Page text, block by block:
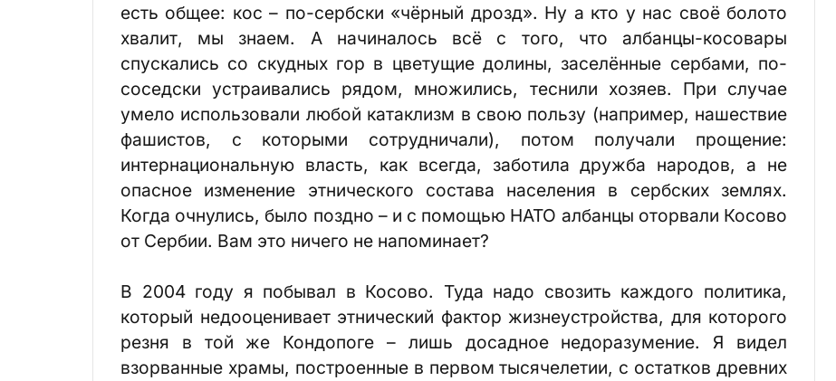
есть общее: кос – по-сербски «чёрный дрозд». Ну а кто у нас своё болото
хвалит, мы знаем. А начиналось всё с того, что албанцы-косовары
спускались со скудных гор в цветущие долины, заселённые сербами, по-
соседски устраивались рядом, множились, теснили хозяев. При случае
умело использовали любой катаклизм в свою пользу (например, нашествие
фашистов, с которыми сотрудничали), потом получали прощение:
интернациональную власть, как всегда, заботила дружба народов, а не
опасное изменение этнического состава населения в сербских землях.
Когда очнулись, было поздно – и с помощью НАТО албанцы оторвали Косово
от Сербии. Вам это ничего не напоминает?
В 2004 году я побывал в Косово. Туда надо свозить каждого политика,
который недооценивает этнический фактор жизнеустройства, для которого
резня в той же Кондопоге – лишь досадное недоразумение. Я видел
взорванные храмы, построенные в первом тысячелетии, с остатков древних